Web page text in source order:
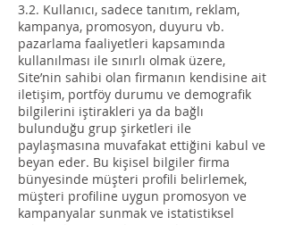
3.2. Kullanıcı, sadece tanıtım, reklam,
kampanya, promosyon, duyuru vb.
pazarlama faaliyetleri kapsamında
kullanılması ile sınırlı olmak üzere,
Site’nin sahibi olan firmanın kendisine ait
iletişim, portföy durumu ve demografik
bilgilerini iştirakleri ya da bağlı
bulunduğu grup şirketleri ile
paylaşmasına muvafakat ettiğini kabul ve
beyan eder. Bu kişisel bilgiler firma
bünyesinde müşteri profili belirlemek,
müşteri profiline uygun promosyon ve
kampanyalar sunmak ve istatistiksel